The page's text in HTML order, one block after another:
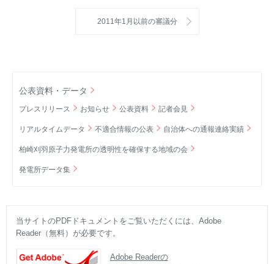
2011年1月以前の審議分
公表資料・データ
プレスリリース お知らせ 公表資料 記者会見
リアルタイムデータ 不適合情報の公表 自治体への通報連絡実績
柏崎刈羽原子力発電所の透明性を確保する地域の会
発電所データ集
当サイトのPDFドキュメントをご覧いただくには、Adobe
Reader（無料）が必要です。
Adobe Readerの